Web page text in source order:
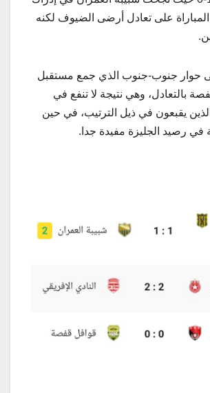
المباراة على تعادل أرضى الضيوف لكنه
حوار جنوب-جنوب الذي جمع مستقبل
بالتعادل، وهي نتيجة لا تنفع في
يقبعون في ذيل الترتيب، في حين
في رصيد الجليزة مفيدة جدا.